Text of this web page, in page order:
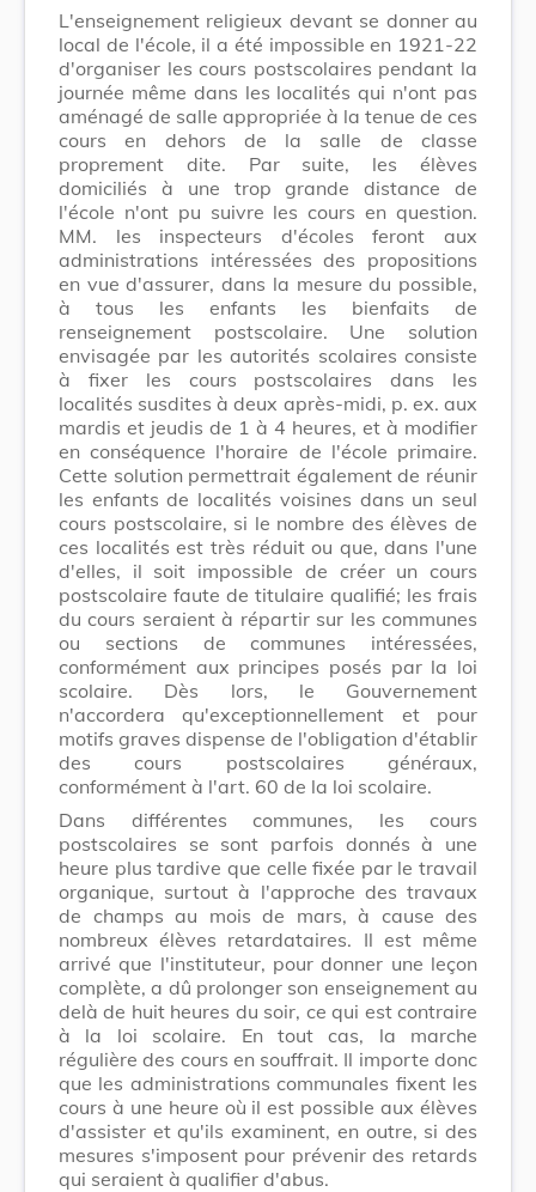
L'enseignement religieux devant se donner au
local de l'école, il a été impossible en 1921-22
d'organiser les cours postscolaires pendant la
journée même dans les localités qui n'ont pas
aménagé de salle appropriée à la tenue de ces
cours en dehors de la salle de classe
proprement dite. Par suite, les élèves
domiciliés à une trop grande distance de
l'école n'ont pu suivre les cours en question.
MM. les inspecteurs d'écoles feront aux
administrations intéressées des propositions
en vue d'assurer, dans la mesure du possible,
à tous les enfants les bienfaits de
renseignement postscolaire. Une solution
envisagée par les autorités scolaires consiste
à fixer les cours postscolaires dans les
localités susdites à deux après-midi, p. ex. aux
mardis et jeudis de 1 à 4 heures, et à modifier
en conséquence l'horaire de l'école primaire.
Cette solution permettrait également de réunir
les enfants de localités voisines dans un seul
cours postscolaire, si le nombre des élèves de
ces localités est très réduit ou que, dans l'une
d'elles, il soit impossible de créer un cours
postscolaire faute de titulaire qualifié; les frais
du cours seraient à répartir sur les communes
ou sections de communes intéressées,
conformément aux principes posés par la loi
scolaire. Dès lors, le Gouvernement
n'accordera qu'exceptionnellement et pour
motifs graves dispense de l'obligation d'établir
des cours postscolaires généraux,
conformément à l'art. 60 de la loi scolaire.
Dans différentes communes, les cours
postscolaires se sont parfois donnés à une
heure plus tardive que celle fixée par le travail
organique, surtout à l'approche des travaux
de champs au mois de mars, à cause des
nombreux élèves retardataires. Il est même
arrivé que l'instituteur, pour donner une leçon
complète, a dû prolonger son enseignement au
delà de huit heures du soir, ce qui est contraire
à la loi scolaire. En tout cas, la marche
régulière des cours en souffrait. Il importe donc
que les administrations communales fixent les
cours à une heure où il est possible aux élèves
d'assister et qu'ils examinent, en outre, si des
mesures s'imposent pour prévenir des retards
qui seraient à qualifier d'abus.